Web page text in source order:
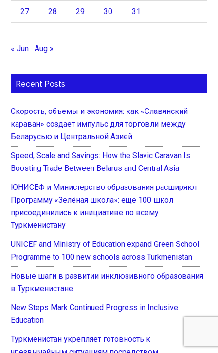
27 28 29 30 31
« Jun Aug »
Recent Posts
Скорость, объемы и экономия: как «Славянский
караван» создает импульс для торговли между
Беларусью и Центральной Азией
Speed, Scale and Savings: How the Slavic Caravan Is
Boosting Trade Between Belarus and Central Asia
ЮНИСЕФ и Министерство образования расширяют
Программу «Зелёная школа»: ещё 100 школ
присоединились к инициативе по всему
Туркменистану
UNICEF and Ministry of Education expand Green School
Programme to 100 new schools across Turkmenistan
Новые шаги в развитии инклюзивного образования
в Туркменистане
New Steps Mark Continued Progress in Inclusive
Education
Туркменистан укрепляет готовность к